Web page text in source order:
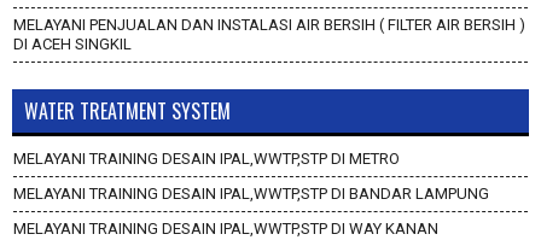
MELAYANI PENJUALAN DAN INSTALASI AIR BERSIH ( FILTER AIR BERSIH )
DI ACEH SINGKIL
WATER TREATMENT SYSTEM
MELAYANI TRAINING DESAIN IPAL,WWTP,STP DI METRO
MELAYANI TRAINING DESAIN IPAL,WWTP,STP DI BANDAR LAMPUNG
MELAYANI TRAINING DESAIN IPAL,WWTP,STP DI WAY KANAN